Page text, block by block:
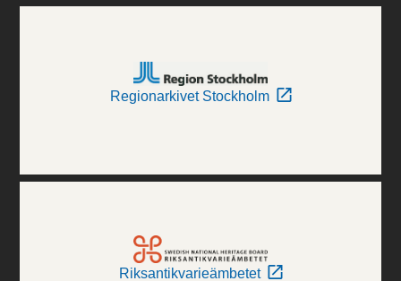
Regionarkivet Stockholm
Riksantikvarieämbetet